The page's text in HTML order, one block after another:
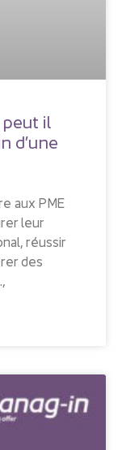
il
d’une
aux PME
leur
réussir
des